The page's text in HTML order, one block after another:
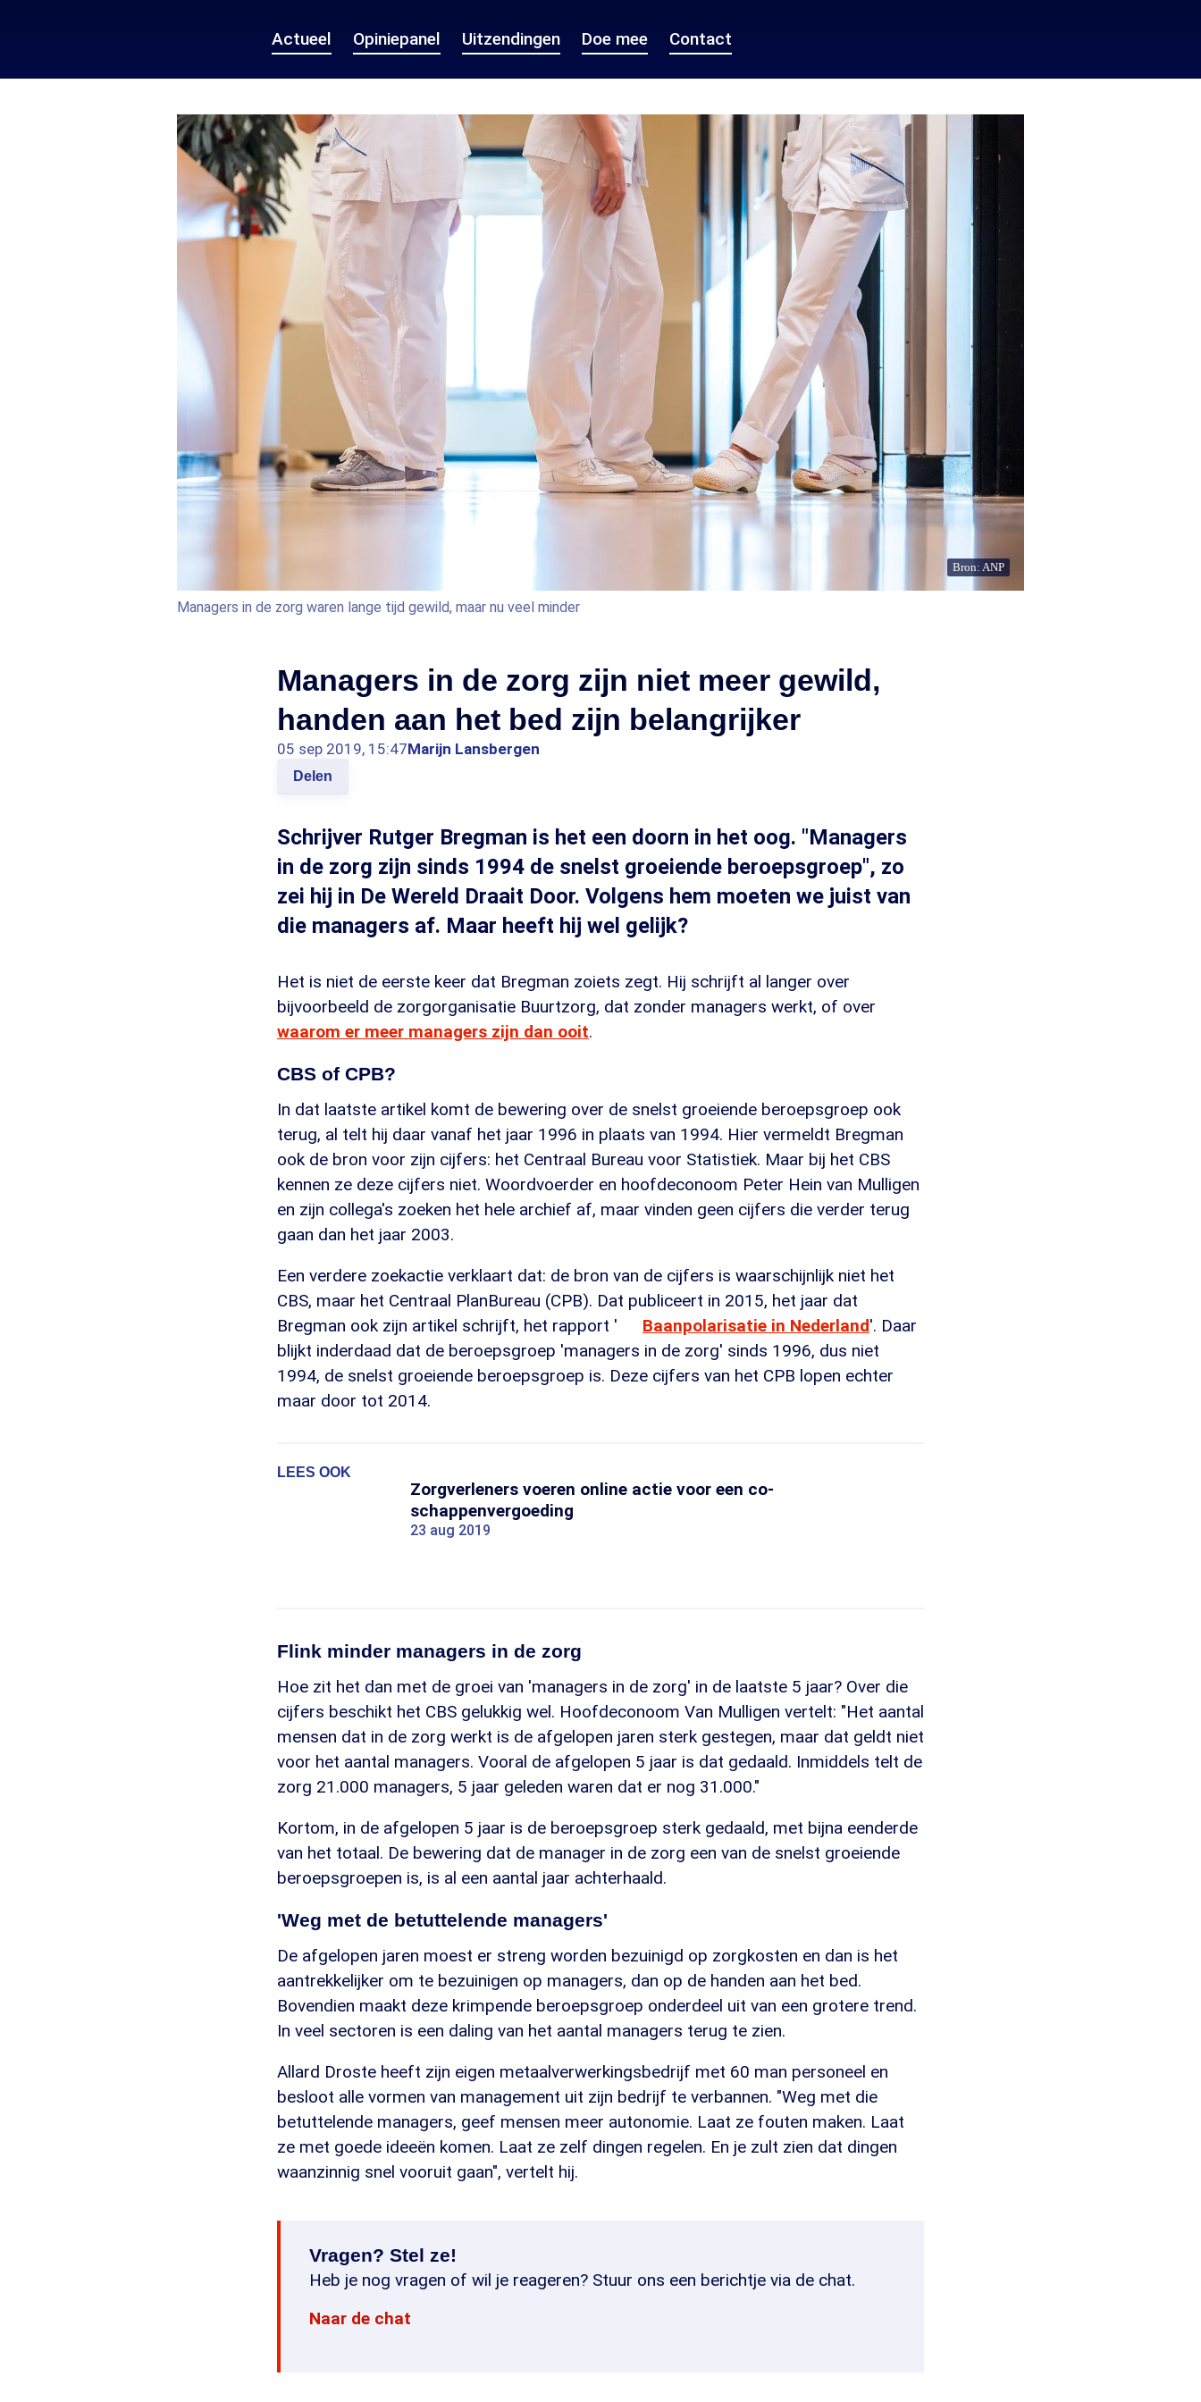
Actueel Opiniepanel Uitzendingen Doe mee Contact
Bron: ANP
Managers in de zorg waren lange tijd gewild, maar nu veel minder
Managers in de zorg zijn niet meer gewild,
handen aan het bed zijn belangrijker
05 sep 2019, 15:47Marijn Lansbergen
Delen
Schrijver Rutger Bregman is het een doorn in het oog. "Managers
in de zorg zijn sinds 1994 de snelst groeiende beroepsgroep", zo
zei hij in De Wereld Draait Door. Volgens hem moeten we juist van
die managers af. Maar heeft hij wel gelijk?
Het is niet de eerste keer dat Bregman zoiets zegt. Hij schrijft al langer over
bijvoorbeeld de zorgorganisatie Buurtzorg, dat zonder managers werkt, of over
waarom er meer managers zijn dan ooit.
CBS of CPB?
In dat laatste artikel komt de bewering over de snelst groeiende beroepsgroep ook
terug, al telt hij daar vanaf het jaar 1996 in plaats van 1994. Hier vermeldt Bregman
ook de bron voor zijn cijfers: het Centraal Bureau voor Statistiek. Maar bij het CBS
kennen ze deze cijfers niet. Woordvoerder en hoofdeconoom Peter Hein van Mulligen
en zijn collega's zoeken het hele archief af, maar vinden geen cijfers die verder terug
gaan dan het jaar 2003.
Een verdere zoekactie verklaart dat: de bron van de cijfers is waarschijnlijk niet het
CBS, maar het Centraal PlanBureau (CPB). Dat publiceert in 2015, het jaar dat
Bregman ook zijn artikel schrijft, het rapport '
Baanpolarisatie in Nederland'. Daar
blijkt inderdaad dat de beroepsgroep 'managers in de zorg' sinds 1996, dus niet
1994, de snelst groeiende beroepsgroep is. Deze cijfers van het CPB lopen echter
maar door tot 2014.
LEES OOK
Zorgverleners voeren online actie voor een co-
schappenvergoeding
23 aug 2019
Flink minder managers in de zorg
Hoe zit het dan met de groei van 'managers in de zorg' in de laatste 5 jaar? Over die
cijfers beschikt het CBS gelukkig wel. Hoofdeconoom Van Mulligen vertelt: "Het aantal
mensen dat in de zorg werkt is de afgelopen jaren sterk gestegen, maar dat geldt niet
voor het aantal managers. Vooral de afgelopen 5 jaar is dat gedaald. Inmiddels telt de
zorg 21.000 managers, 5 jaar geleden waren dat er nog 31.000."
Kortom, in de afgelopen 5 jaar is de beroepsgroep sterk gedaald, met bijna eenderde
van het totaal. De bewering dat de manager in de zorg een van de snelst groeiende
beroepsgroepen is, is al een aantal jaar achterhaald.
'Weg met de betuttelende managers'
De afgelopen jaren moest er streng worden bezuinigd op zorgkosten en dan is het
aantrekkelijker om te bezuinigen op managers, dan op de handen aan het bed.
Bovendien maakt deze krimpende beroepsgroep onderdeel uit van een grotere trend.
In veel sectoren is een daling van het aantal managers terug te zien.
Allard Droste heeft zijn eigen metaalverwerkingsbedrijf met 60 man personeel en
besloot alle vormen van management uit zijn bedrijf te verbannen. "Weg met die
betuttelende managers, geef mensen meer autonomie. Laat ze fouten maken. Laat
ze met goede ideeën komen. Laat ze zelf dingen regelen. En je zult zien dat dingen
waanzinnig snel vooruit gaan", vertelt hij.
Vragen? Stel ze!
Heb je nog vragen of wil je reageren? Stuur ons een berichtje via de chat.
Naar de chat